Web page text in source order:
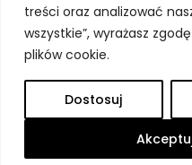
treści oraz analizować
wszystkie”, wyrażasz
plików cookie.
Dostosuj
Polityka
Wszystkie prawa
Platforma